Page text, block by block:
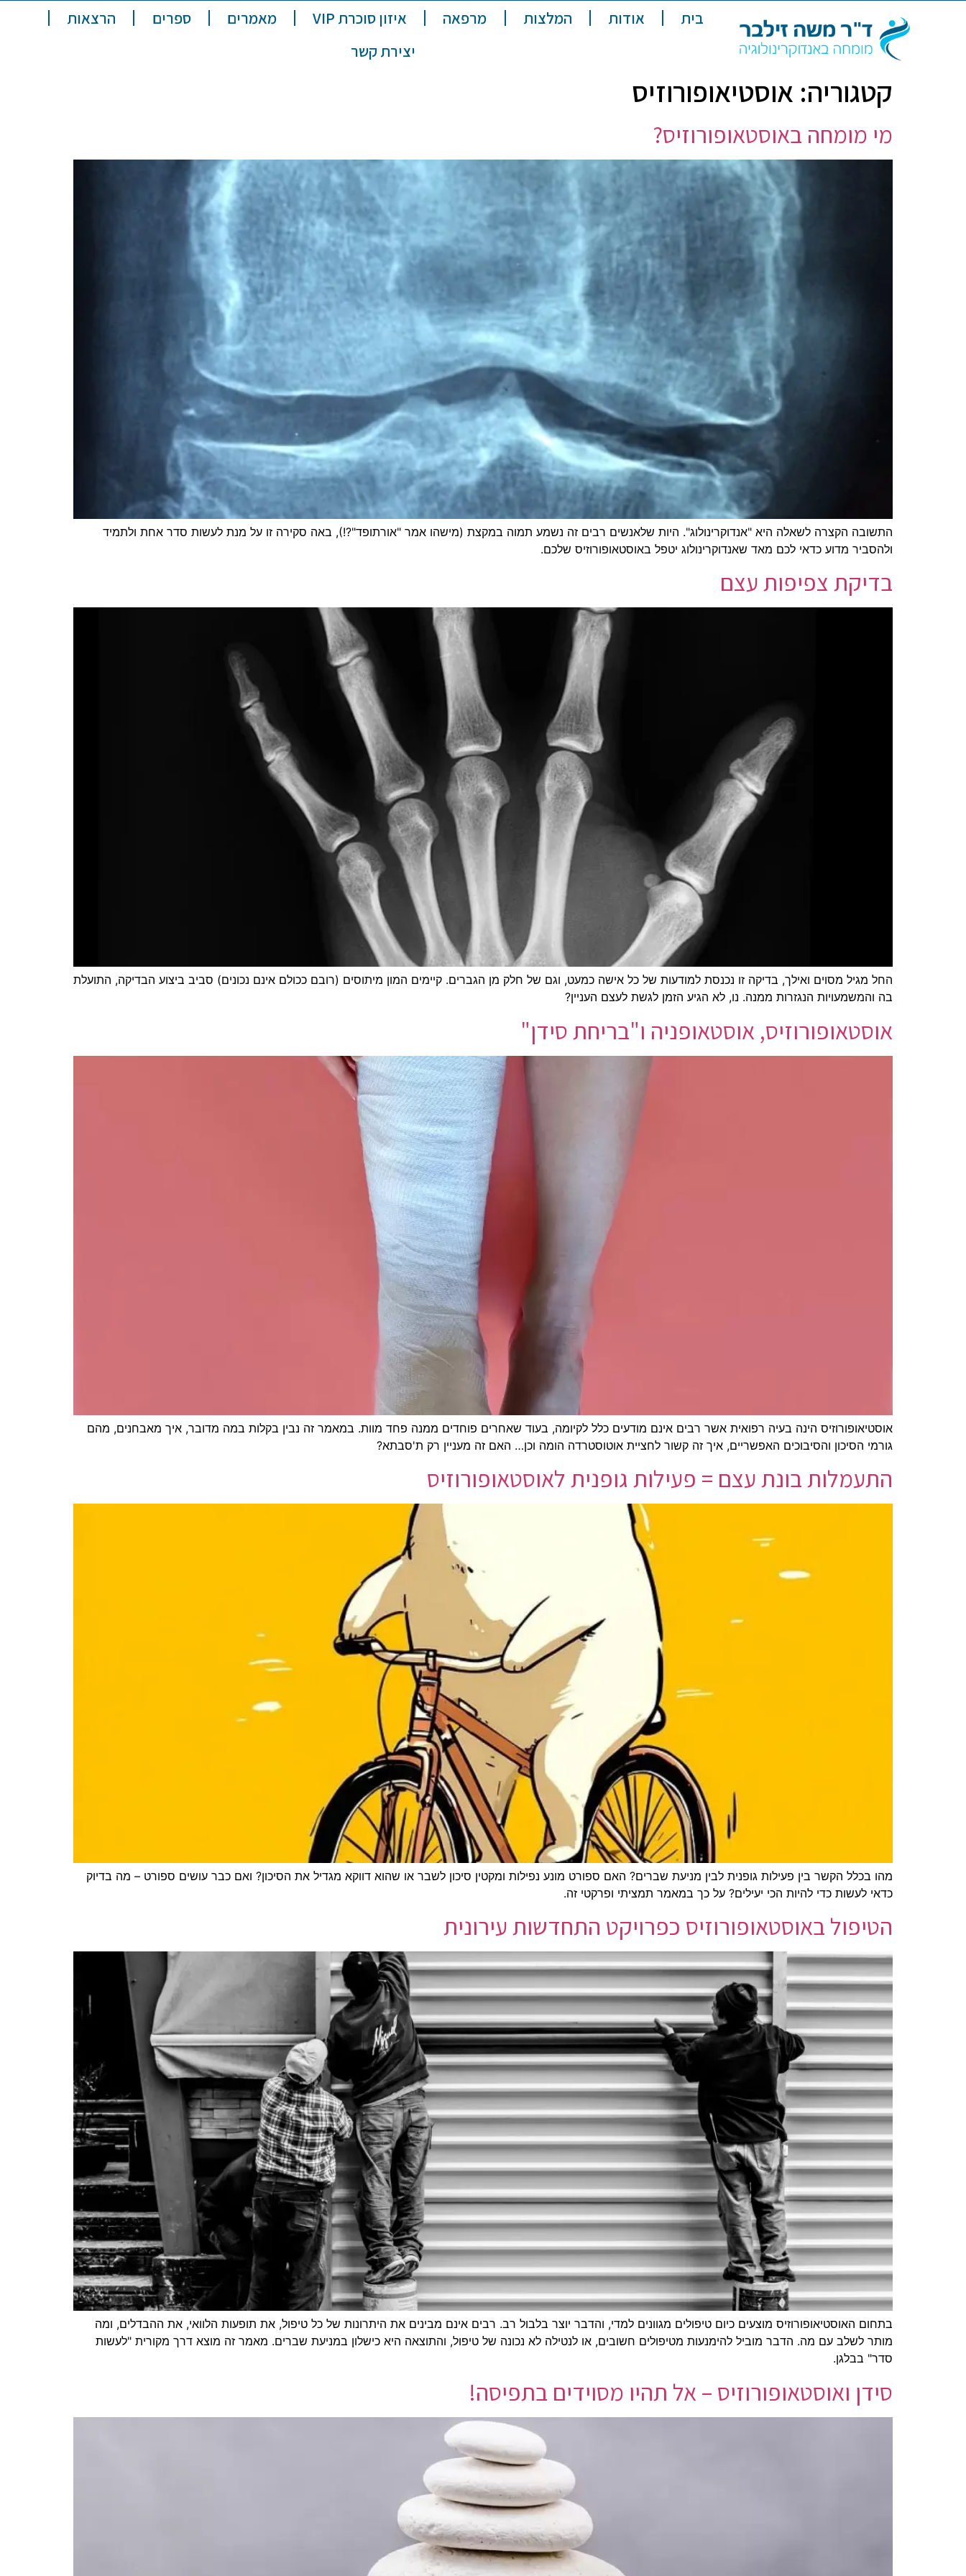
בית אודות המלצות מרפאה איזון סוכרת VIP מאמרים ספרים
הרצאות
יצירת קשר
קטגוריה: אוסטיאופורוזיס
מי מומחה באוסטאופורוזיס?
התשובה הקצרה לשאלה היא "אנדוקרינולוג". היות שלאנשים רבים זה נשמע תמוה במקצת (מישהו אמר "אורתופד"?!), באה סקירה זו על מנת לעשות סדר אחת ולתמיד
ולהסביר מדוע כדאי לכם מאד שאנדוקרינולוג יטפל באוסטאופורוזיס שלכם.
בדיקת צפיפות עצם
החל מגיל מסוים ואילך, בדיקה זו נכנסת למודעות של כל אישה כמעט, וגם של חלק מן הגברים. קיימים המון מיתוסים (רובם ככולם אינם נכונים) סביב ביצוע הבדיקה, התועלת
בה והמשמעויות הנגזרות ממנה. נו, לא הגיע הזמן לגשת לעצם העניין?
אוסטאופורוזיס, אוסטאופניה ו"בריחת סידן"
אוסטיאופורוזיס הינה בעיה רפואית אשר רבים אינם מודעים כלל לקיומה, בעוד שאחרים פוחדים ממנה פחד מוות. במאמר זה נבין בקלות במה מדובר, איך מאבחנים, מהם
גורמי הסיכון והסיבוכים האפשריים, איך זה קשור לחציית אוטוסטרדה הומה וכן… האם זה מעניין רק ת'סבתא?
התעמלות בונת עצם = פעילות גופנית לאוסטאופורוזיס
מהו בכלל הקשר בין פעילות גופנית לבין מניעת שברים? האם ספורט מונע נפילות ומקטין סיכון לשבר או שהוא דווקא מגדיל את הסיכון? ואם כבר עושים ספורט – מה בדיוק
כדאי לעשות כדי להיות הכי יעילים? על כך במאמר תמציתי ופרקטי זה.
הטיפול באוסטאופורוזיס כפרויקט התחדשות עירונית
בתחום האוסטיאופורוזיס מוצעים כיום טיפולים מגוונים למדי, והדבר יוצר בלבול רב. רבים אינם מבינים את היתרונות של כל טיפול, את תופעות הלוואי, את ההבדלים, ומה
מותר לשלב עם מה. הדבר מוביל להימנעות מטיפולים חשובים, או לנטילה לא נכונה של טיפול, והתוצאה היא כישלון במניעת שברים. מאמר זה מוצא דרך מקורית "לעשות
סדר" בבלגן.
סידן ואוסטאופורוזיס – אל תהיו מסוידים בתפיסה!